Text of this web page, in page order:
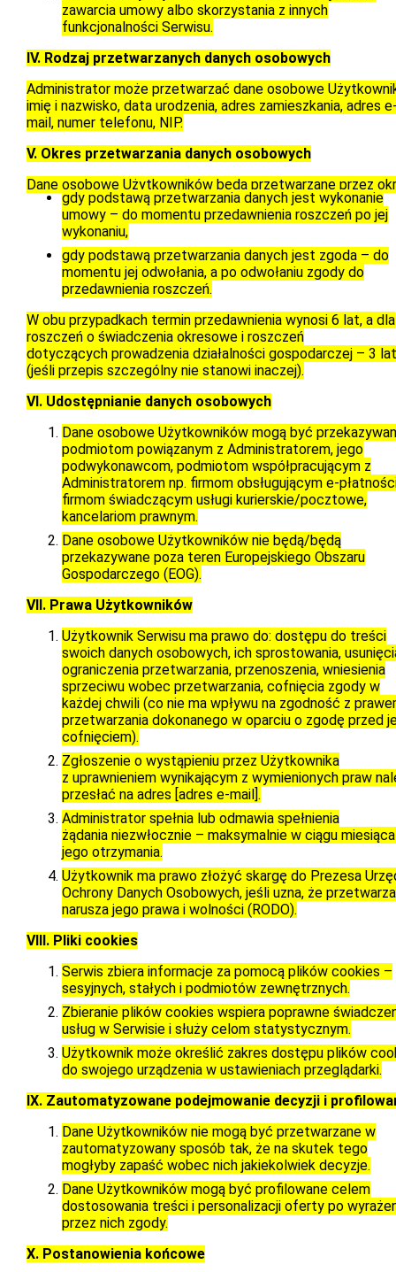
zawarcia umowy albo skorzystania z innych
funkcjonalności Serwisu.
IV. Rodzaj przetwarzanych danych osobowych
Administrator może przetwarzać dane osobowe
imię i nazwisko, data urodzenia, adres zamieszkania, adres
mail, numer telefonu, NIP.
V. Okres przetwarzania danych osobowych
Dane osobowe Użytkowników będą przetwarzane przez
gdy podstawą przetwarzania danych jest wykonanie
umowy – do momentu przedawnienia roszczeń po jej
wykonaniu,
gdy podstawą przetwarzania danych jest zgoda – do
momentu jej odwołania, a po odwołaniu zgody do
przedawnienia roszczeń.
W obu przypadkach termin przedawnienia wynosi 6 lat, a dla
roszczeń o świadczenia okresowe i roszczeń
dotyczących prowadzenia działalności gospodarczej – 3
(jeśli przepis szczególny nie stanowi inaczej).
VI. Udostępnianie danych osobowych
Dane osobowe Użytkowników mogą być
podmiotom powiązanym z Administratorem, jego
podwykonawcom, podmiotom współpracującym z
Administratorem np. firmom obsługującym e-
firmom świadczącym usługi kurierskie/pocztowe,
kancelariom prawnym.
Dane osobowe Użytkowników nie będą/będą
przekazywane poza teren Europejskiego Obszaru
Gospodarczego (EOG).
VII. Prawa Użytkowników
Użytkownik Serwisu ma prawo do: dostępu do treści
swoich danych osobowych, ich sprostowania,
ograniczenia przetwarzania, przenoszenia, wniesienia
sprzeciwu wobec przetwarzania, cofnięcia zgody w
każdej chwili (co nie ma wpływu na zgodność z
przetwarzania dokonanego w oparciu o zgodę przed
cofnięciem).
Zgłoszenie o wystąpieniu przez Użytkownika
z uprawnieniem wynikającym z wymienionych praw
przesłać na adres [adres e-mail].
Administrator spełnia lub odmawia spełnienia
żądania niezwłocznie – maksymalnie w ciągu
jego otrzymania.
Użytkownik ma prawo złożyć skargę do Prezesa
Ochrony Danych Osobowych, jeśli uzna, że
narusza jego prawa i wolności (RODO).
VIII. Pliki cookies
Serwis zbiera informacje za pomocą plików cookies –
sesyjnych, stałych i podmiotów zewnętrznych.
Zbieranie plików cookies wspiera poprawne
usług w Serwisie i służy celom statystycznym.
Użytkownik może określić zakres dostępu plików
do swojego urządzenia w ustawieniach przeglądarki.
IX. Zautomatyzowane podejmowanie decyzji i
Dane Użytkowników nie mogą być przetwarzane w
zautomatyzowany sposób tak, że na skutek tego
mogłyby zapaść wobec nich jakiekolwiek decyzje.
Dane Użytkowników mogą być profilowane celem
dostosowania treści i personalizacji oferty po
przez nich zgody.
X. Postanowienia końcowe